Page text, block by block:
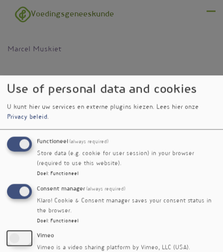
Overslaan en naar de inhoud gaan
Voedingsgeneeskunde
Marcel Muskiet
Use of personal data and cookies
U kunt hier uw services en externe plugins kiezen. Lees hier onze
Privacy beleid.
Functioneel (always required)
Store data (e.g. cookie for user session) in your browser
(required to use this website).
Doel : Functioneel
Consent manager (always required)
Klaro! Cookie & Consent manager saves your consent status in
the browser.
Doel : Functioneel
Vimeo
Vimeo is a video sharing platform by Vimeo, LLC (USA).